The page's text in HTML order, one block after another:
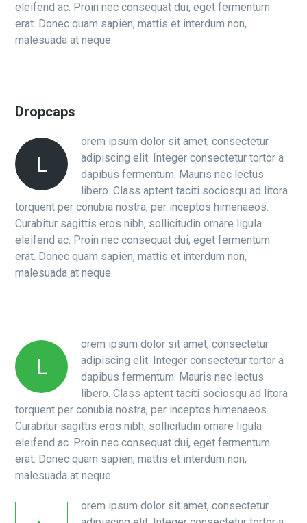
eleifend ac. Proin nec consequat dui, eget fermentum
erat. Donec quam sapien, mattis et interdum non,
malesuada at neque.
Dropcaps
L
orem ipsum dolor sit amet, consectetur
adipiscing elit. Integer consectetur tortor a
dapibus fermentum. Mauris nec lectus
libero. Class aptent taciti sociosqu ad litora
torquent per conubia nostra, per inceptos himenaeos.
Curabitur sagittis eros nibh, sollicitudin ornare ligula
eleifend ac. Proin nec consequat dui, eget fermentum
erat. Donec quam sapien, mattis et interdum non,
malesuada at neque.
L
orem ipsum dolor sit amet, consectetur
adipiscing elit. Integer consectetur tortor a
dapibus fermentum. Mauris nec lectus
libero. Class aptent taciti sociosqu ad litora
torquent per conubia nostra, per inceptos himenaeos.
Curabitur sagittis eros nibh, sollicitudin ornare ligula
eleifend ac. Proin nec consequat dui, eget fermentum
erat. Donec quam sapien, mattis et interdum non,
malesuada at neque.
orem ipsum dolor sit amet, consectetur